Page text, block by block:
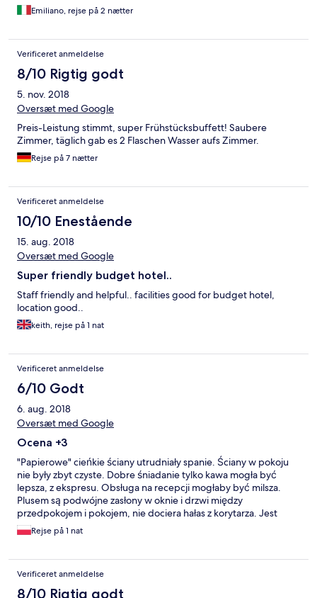
Emiliano, rejse på 2 nætter
Verificeret anmeldelse
8/10 Rigtig godt
5. nov. 2018
Oversæt med Google
Preis-Leistung stimmt, super Frühstücksbuffett! Saubere
Zimmer, täglich gab es 2 Flaschen Wasser aufs Zimmer.
Rejse på 7 nætter
Verificeret anmeldelse
10/10 Enestående
15. aug. 2018
Oversæt med Google
Super friendly budget hotel..
Staff friendly and helpful.. facilities good for budget hotel,
location good..
keith, rejse på 1 nat
Verificeret anmeldelse
6/10 Godt
6. aug. 2018
Oversæt med Google
Ocena +3
"Papierowe" cieńkie ściany utrudniały spanie. Ściany w pokoju
nie były zbyt czyste. Dobre śniadanie tylko kawa mogła być
lepsza, z ekspresu. Obsługa na recepcji mogłaby być milsza.
Plusem są podwójne zasłony w oknie i drzwi między
przedpokojem i pokojem, nie dociera hałas z korytarza. Jest
bezpłatna woda mineralna w pokoju.
Rejse på 1 nat
Verificeret anmeldelse
8/10 Rigtig godt